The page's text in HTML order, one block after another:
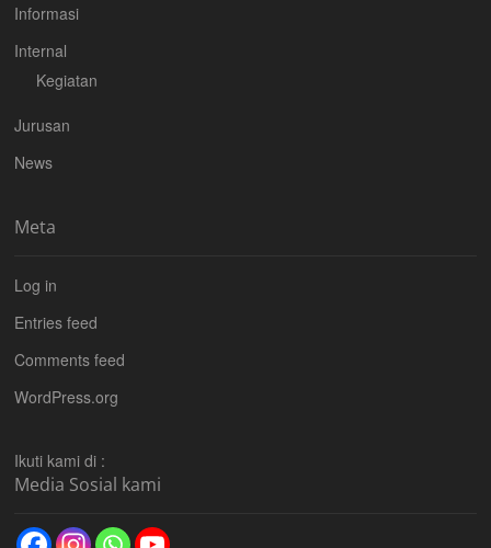
Informasi
Internal
Kegiatan
Jurusan
News
Meta
Log in
Entries feed
Comments feed
WordPress.org
Ikuti kami di :
Media Sosial kami